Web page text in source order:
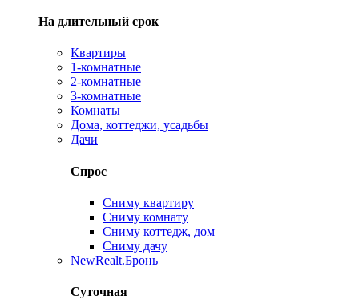
На длительный срок
Квартиры
1-комнатные
2-комнатные
3-комнатные
Комнаты
Дома, коттеджи, усадьбы
Дачи
Спрос
Сниму квартиру
Сниму комнату
Сниму коттедж, дом
Сниму дачу
NewRealt.Бронь
Суточная